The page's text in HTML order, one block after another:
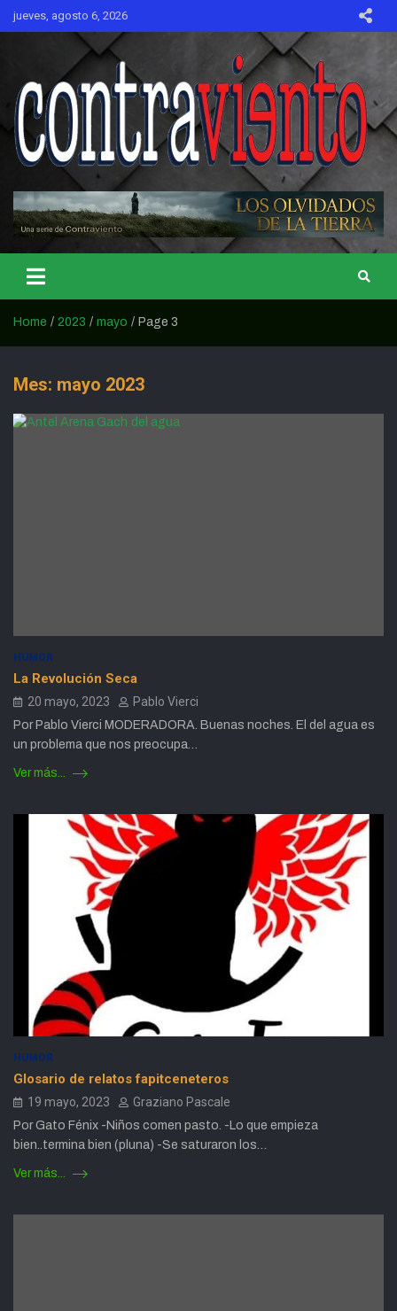
Skip
jueves, agosto 6, 2026
CONTRAVIENTO
Home 2023 mayo Page 3
Mes: mayo 2023
HUMOR
La Revolución Seca
20 mayo, 2023 Pablo Vierci
Por Pablo Vierci MODERADORA. Buenas noches. El del agua es
un problema que nos preocupa…
Ver más...
HUMOR
Glosario de relatos fapitceneteros
19 mayo, 2023 Graziano Pascale
Por Gato Fénix -Niños comen pasto. -Lo que empieza
bien..termina bien (pluna) -Se saturaron los…
Ver más...